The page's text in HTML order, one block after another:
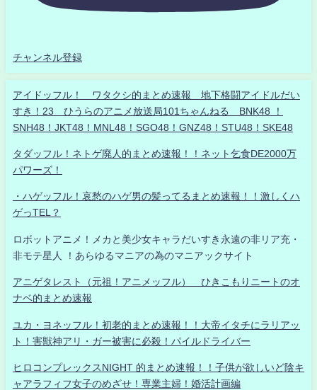
チャンネル登録
アイドッフル！ ワタクシ的まとめ速報 地下格闘アイドルだい
すき！23 ひうらのアニメ放送局101ちゃんねる BNK48 ！
SNH48！JKT48！MNL48！SGO48！GNZ48！STU48！SKE48
タダッフル！ネトゲ廃人的まとめ速報！！ネット乞食DE2000万
パワーズ！
・ハゲッフル！哀愁のハゲ男の髪ってるまとめ速報！！激しくハ
ゲっTEL？
ロボットアニメ！メカと美少女キャラだいすき永遠の非リア充・
非モテ星人 ！あらゆるマニアの為のマニアックサイト
アニゲタレスト（元祖！アニメッフル） ひきこもりニートのオ
ナベ的まとめ速報
ユカ・ヨネッフル！初老的まとめ速報！！大帝イタチにラリアッ
ト！害獣神アリ・ガー被害に必殺！パイルドライバー
ヒロコンプレックスNIGHT 的まとめ速報！！子供が欲しいど陰キ
ャアラフィフ女子のめざせ！専業主婦！婚活計画編